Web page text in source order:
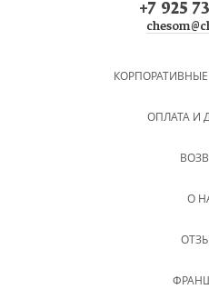
+7 925
ОПЛАТА И
О